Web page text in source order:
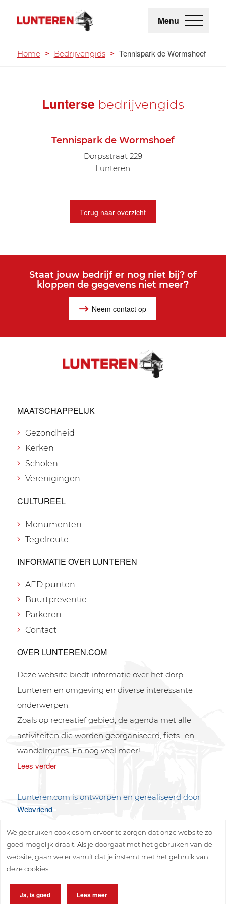
Menu
Home > Bedrijvengids > Tennispark de Wormshoef
Lunterse bedrijvengids
Tennispark de Wormshoef
Dorpsstraat 229
Lunteren
Terug naar overzicht
Staat jouw bedrijf er nog niet bij? of
kloppen de gegevens niet meer?
Neem contact op
MAATSCHAPPELIJK
Gezondheid
Kerken
Scholen
Verenigingen
CULTUREEL
Monumenten
Tegelroute
INFORMATIE OVER LUNTEREN
AED punten
Buurtpreventie
Parkeren
Contact
OVER LUNTEREN.COM
Deze website biedt informatie over het dorp
Lunteren en omgeving en diverse interessante
onderwerpen.
Zoals op recreatief gebied, de agenda met alle
activiteiten die worden georganiseerd, fiets- en
wandelroutes. En nog veel meer!
Lees verder
Lunteren.com is ontworpen en gerealiseerd door
Webvriend
We gebruiken cookies om ervoor te zorgen dat onze website zo
goed mogelijk draait. Als je doorgaat met het gebruiken van de
website, gaan we er vanuit dat je instemt met het gebruik van
deze cookies.
Ja, is goed Lees meer